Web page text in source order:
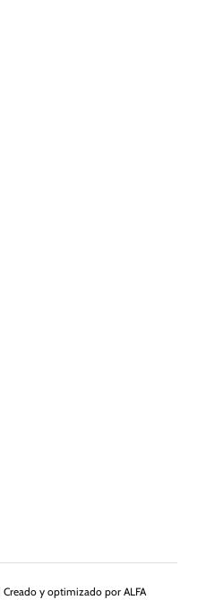
Creado y optimizado por ALFA